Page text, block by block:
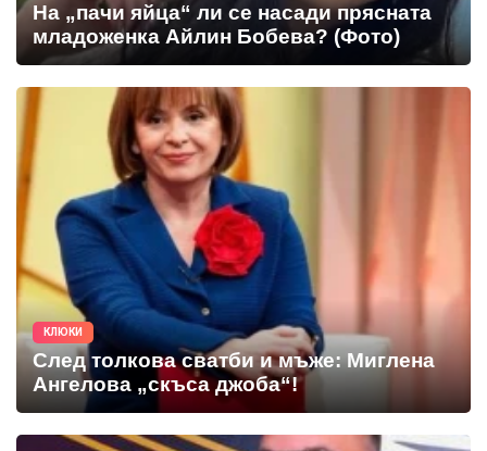
На „пачи яйца“ ли се насади прясната
младоженка Айлин Бобева? (Фото)
КЛЮКИ
След толкова сватби и мъже: Миглена
Ангелова „скъса джоба“!